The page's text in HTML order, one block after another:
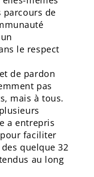
parcours de
le respect
de pardon
pas
mais à tous.
a entrepris
faciliter
quelque 32
au long